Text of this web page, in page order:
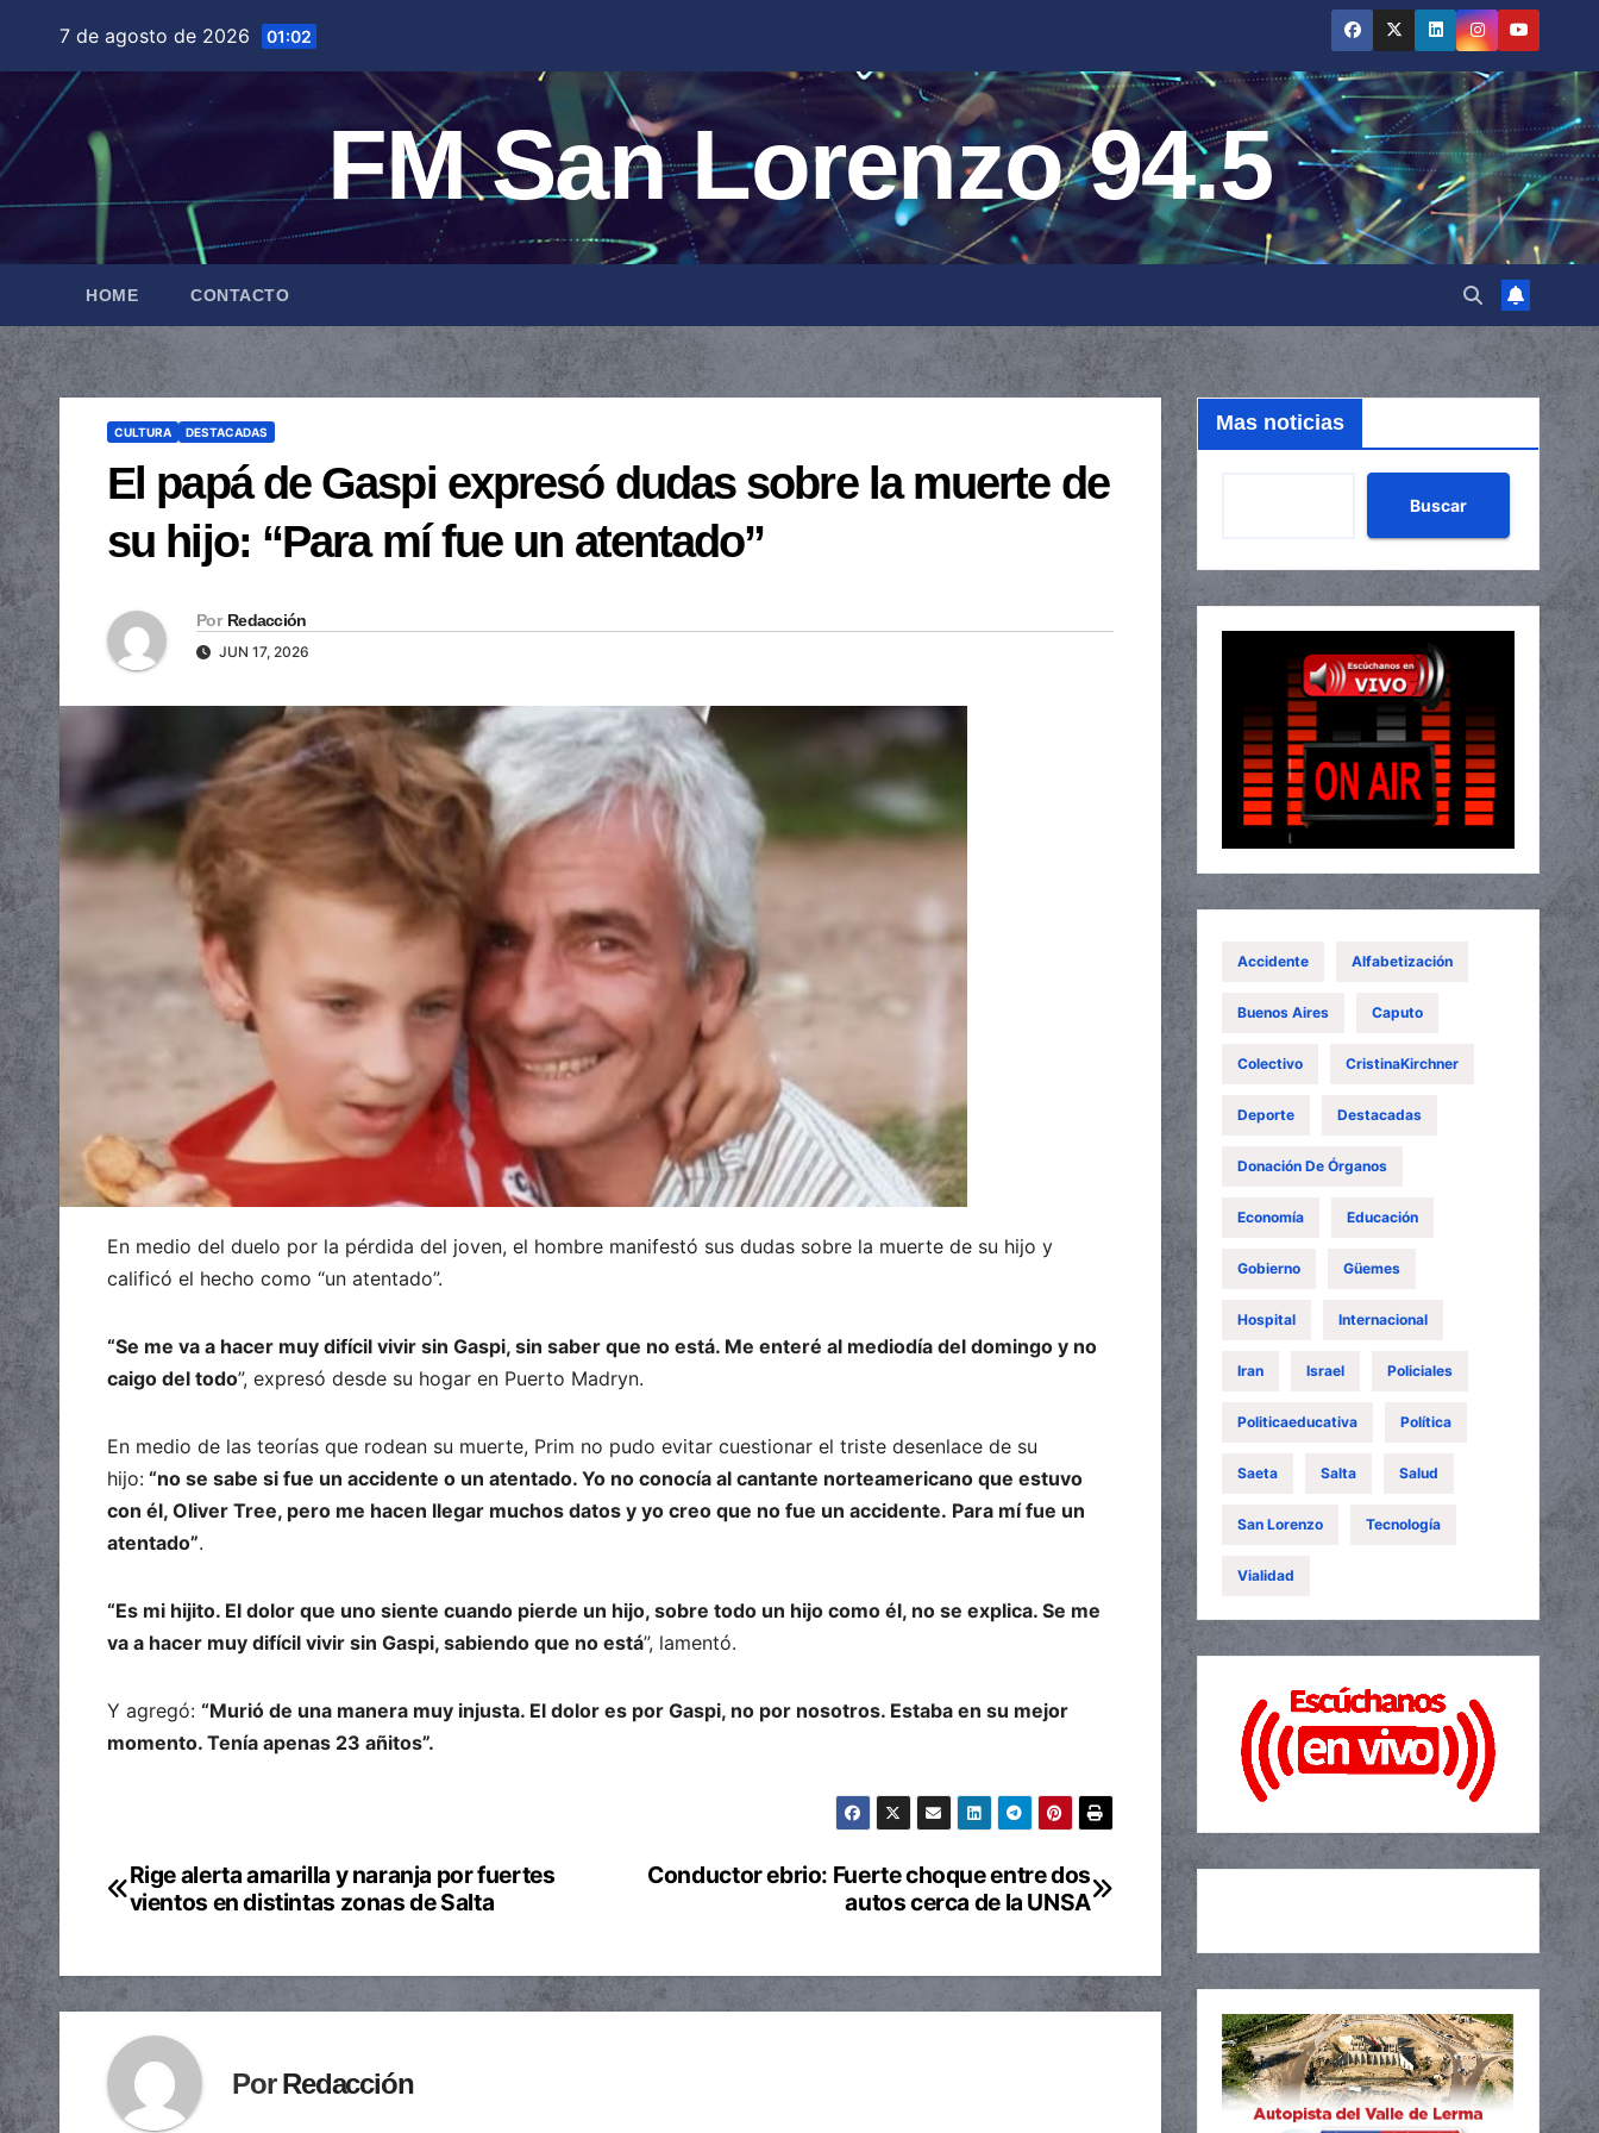
contenido
7 de agosto de 2026 01:02
FM San Lorenzo 94.5
HOME CONTACTO
CULTURA DESTACADAS
El papá de Gaspi expresó dudas sobre la muerte de
su hijo: “Para mí fue un atentado”
Por Redacción
JUN 17, 2026
En medio del duelo por la pérdida del joven, el hombre manifestó sus dudas sobre la muerte de su hijo y
calificó el hecho como “un atentado”.
“Se me va a hacer muy difícil vivir sin Gaspi, sin saber que no está. Me enteré al mediodía del domingo y no
caigo del todo”, expresó desde su hogar en Puerto Madryn.
En medio de las teorías que rodean su muerte, Prim no pudo evitar cuestionar el triste desenlace de su
hijo: “no se sabe si fue un accidente o un atentado. Yo no conocía al cantante norteamericano que estuvo
con él, Oliver Tree, pero me hacen llegar muchos datos y yo creo que no fue un accidente. Para mí fue un
atentado”.
“Es mi hijito. El dolor que uno siente cuando pierde un hijo, sobre todo un hijo como él, no se explica. Se me
va a hacer muy difícil vivir sin Gaspi, sabiendo que no está”, lamentó.
Y agregó: “Murió de una manera muy injusta. El dolor es por Gaspi, no por nosotros. Estaba en su mejor
momento. Tenía apenas 23 añitos”.
Navegación
entradas
Conductor ebrio: Fuerte choque entre dos
autos cerca de la UNSA
Rige alerta amarilla y naranja por fuertes
vientos en distintas zonas de Salta
PorRedacción
Mas noticias
Buscar
Accidente Alfabetización
Buenos Aires Caputo
Colectivo CristinaKirchner
Deporte Destacadas
Donación De Órganos
Economía Educación
Gobierno Güemes
Hospital Internacional
Iran Israel Policiales
Politicaeducativa Política
Saeta Salta Salud
San Lorenzo Tecnología
Vialidad